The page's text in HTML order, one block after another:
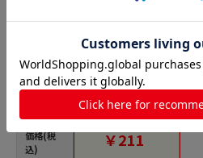
商品名
価格(税
込)
ヒカリ紙工 フレーバ
ーシール SMラベル
300枚入 SO-141 う
め 1袋（ご注文単位
1袋）【直送品】
￥211